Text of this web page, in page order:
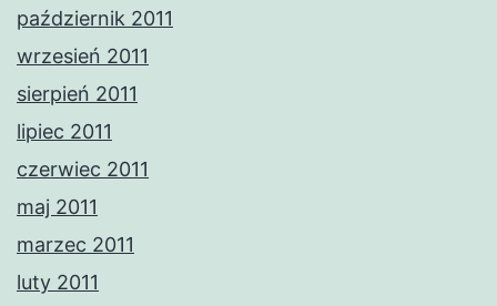
październik 2011
wrzesień 2011
sierpień 2011
lipiec 2011
czerwiec 2011
maj 2011
marzec 2011
luty 2011